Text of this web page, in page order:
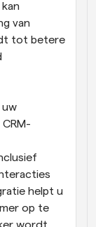
van
tot betere
uw
helpt u
op te